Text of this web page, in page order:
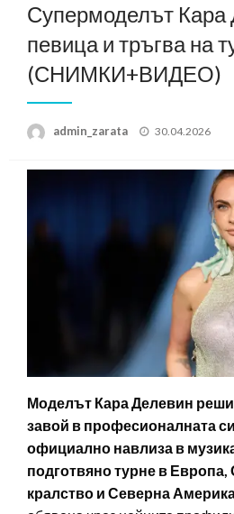
Супермоделът Кара
певица и тръгва на
(СНИМКИ+ВИДЕО)
admin_zarata
Posted
30.04.2026
Моделът Кара Делевин
завой в професионалната
официално навлиза в
подготвяно турне в
кралство и Северна